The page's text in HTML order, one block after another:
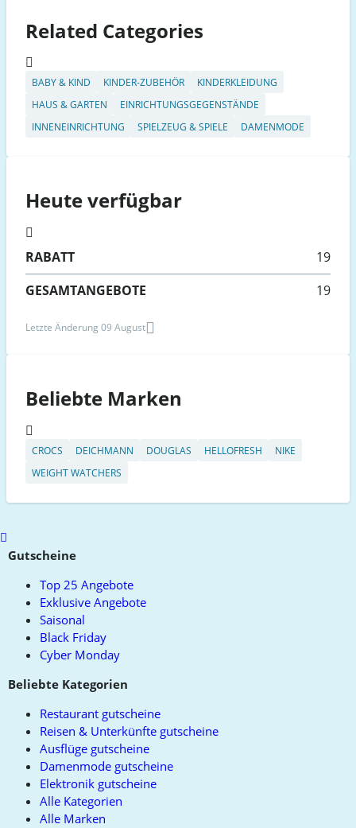
Related Categories
BABY & KIND KINDER-ZUBEHÖR
KINDERKLEIDUNG
HAUS & GARTEN
EINRICHTUNGSGEGENSTÄNDE
INNENEINRICHTUNG
SPIELZEUG & SPIELE DAMENMODE
Heute verfügbar
RABATT
19
GESAMTANGEBOTE
19
Letzte Änderung 09 August
Beliebte Marken
CROCS DEICHMANN DOUGLAS HELLOFRESH
NIKE
WEIGHT WATCHERS
Scroll
toGutscheine
Top 25 Angebote
Exklusive Angebote
Saisonal
Black Friday
Cyber Monday
Beliebte Kategorien
Restaurant gutscheine
Reisen & Unterkünfte gutscheine
Ausflüge gutscheine
Damenmode gutscheine
Elektronik gutscheine
Alle Kategorien
Alle Marken